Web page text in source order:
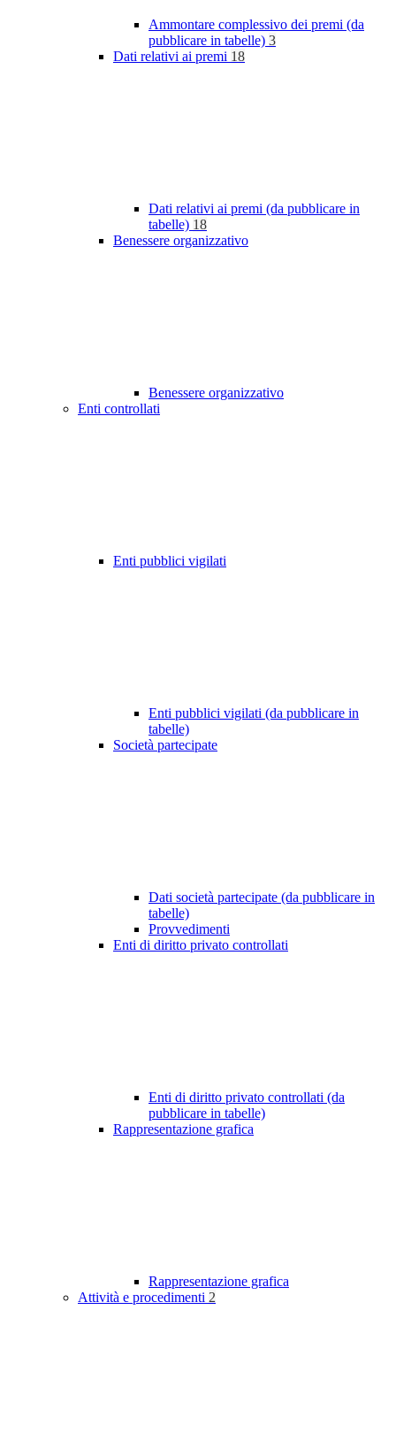
Ammontare complessivo dei premi (da
pubblicare in tabelle) 3
Dati relativi ai premi 18
Dati relativi ai premi (da pubblicare in
tabelle) 18
Benessere organizzativo
Benessere organizzativo
Enti controllati
Enti pubblici vigilati
Enti pubblici vigilati (da pubblicare in
tabelle)
Società partecipate
Dati società partecipate (da pubblicare in
tabelle)
Provvedimenti
Enti di diritto privato controllati
Enti di diritto privato controllati (da
pubblicare in tabelle)
Rappresentazione grafica
Rappresentazione grafica
Attività e procedimenti 2